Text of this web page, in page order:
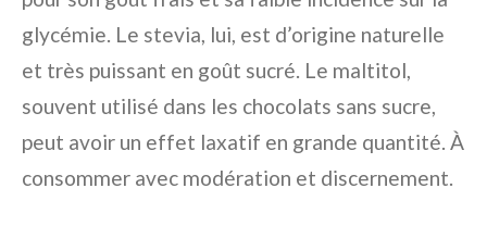
glycémie. Le stevia, lui, est d’origine naturelle
et très puissant en goût sucré. Le maltitol,
souvent utilisé dans les chocolats sans sucre,
peut avoir un effet laxatif en grande quantité. À
consommer avec modération et discernement.